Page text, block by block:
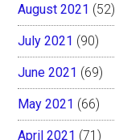
August 2021 (52)
July 2021 (90)
June 2021 (69)
May 2021 (66)
April 2021 (71)